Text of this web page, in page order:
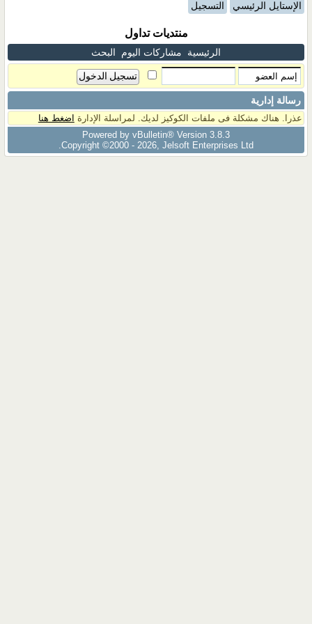
الإستايل الرئيسي التسجيل
منتديات تداول
الرئيسية مشاركات اليوم البحث
رسالة إدارية
عذرا. هناك مشكلة فى ملفات الكوكيز لديك. لمراسلة الإدارة اضغط هنا
Powered by vBulletin® Version 3.8.3
Copyright ©2000 - 2026, Jelsoft Enterprises Ltd.